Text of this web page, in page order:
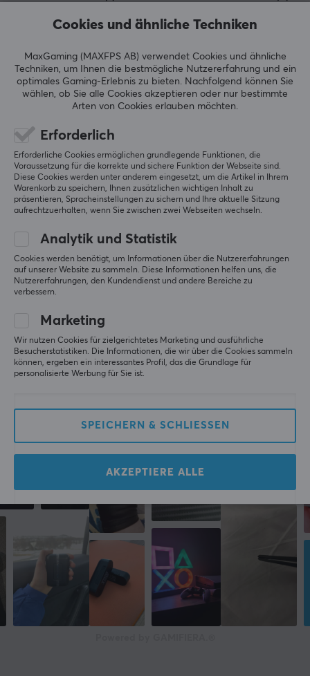
2.0
Basierend auf 1 Bewertung
5
0%
4
0%
3
0%
2
100%
1
GEBE EINE BEWERTUNG AB
Relevanz
Level 5
Exotic Scout
Paladone Minecraft Pig Leuchte
Mehr aus unserer
Community
Cookies und ähnliche Techniken
MaxGaming (MAXFPS AB) verwendet Cookies und ähnliche
Techniken, um Ihnen die bestmögliche Nutzererfahrung und ein
optimales Gaming-Erlebnis zu bieten. Nachfolgend können Sie
wählen, ob Sie alle Cookies akzeptieren oder nur bestimmte
Arten von Cookies erlauben möchten.
Erforderlich
Erforderliche Cookies ermöglichen grundlegende Funktionen, die
Voraussetzung für die korrekte und sichere Funktion der Webseite sind.
Diese Cookies werden unter anderem eingesetzt, um die Artikel in Ihrem
Warenkorb zu speichern, Ihnen zusätzlichen wichtigen Inhalt zu
präsentieren, Spracheinstellungen zu sichern und Ihre aktuelle Sitzung
aufrechtzuerhalten, wenn Sie zwischen zwei Webseiten wechseln.
Analytik und Statistik
Cookies werden benötigt, um Informationen über die Nutzererfahrungen
auf unserer Website zu sammeln. Diese Informationen helfen uns, die
Nutzererfahrungen, den Kundendienst und andere Bereiche zu
verbessern.
Marketing
Wir nutzen Cookies für zielgerichtetes Marketing und ausführliche
Besucherstatistiken. Die Informationen, die wir über die Cookies sammeln
können, ergeben ein interessantes Profil, das die Grundlage für
personalisierte Werbung für Sie ist.
SPEICHERN & SCHLIESSEN
AKZEPTIERE ALLE